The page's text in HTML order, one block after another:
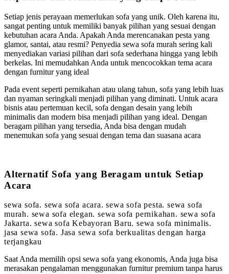
Setiap jenis perayaan memerlukan sofa yang unik. Oleh karena itu,
sangat penting untuk memiliki banyak pilihan yang sesuai dengan
kebutuhan acara Anda. Apakah Anda merencanakan pesta yang
glamor, santai, atau resmi? Penyedia sewa sofa murah sering kali
menyediakan variasi pilihan dari sofa sederhana hingga yang lebih
berkelas. Ini memudahkan Anda untuk mencocokkan tema acara
dengan furnitur yang ideal
Pada event seperti pernikahan atau ulang tahun, sofa yang lebih luas
dan nyaman seringkali menjadi pilihan yang diminati. Untuk acara
bisnis atau pertemuan kecil, sofa dengan desain yang lebih
minimalis dan modern bisa menjadi pilihan yang ideal. Dengan
beragam pilihan yang tersedia, Anda bisa dengan mudah
menemukan sofa yang sesuai dengan tema dan suasana acara
Alternatif Sofa yang Beragam untuk Setiap
Acara
sewa sofa. sewa sofa acara. sewa sofa pesta. sewa sofa
murah. sewa sofa elegan. sewa sofa pernikahan. sewa sofa
Jakarta. sewa sofa Kebayoran Baru. sewa sofa minimalis.
jasa sewa sofa. Jasa sewa sofa berkualitas dengan harga
terjangkau
Saat Anda memilih opsi sewa sofa yang ekonomis, Anda juga bisa
merasakan pengalaman menggunakan furnitur premium tanpa harus